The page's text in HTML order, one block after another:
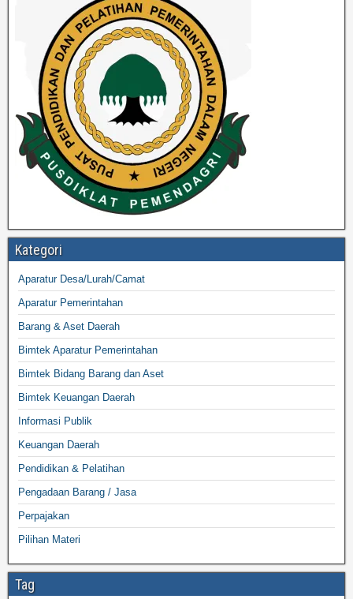
Kategori
Aparatur Desa/Lurah/Camat
Aparatur Pemerintahan
Barang & Aset Daerah
Bimtek Aparatur Pemerintahan
Bimtek Bidang Barang dan Aset
Bimtek Keuangan Daerah
Informasi Publik
Keuangan Daerah
Pendidikan & Pelatihan
Pengadaan Barang / Jasa
Perpajakan
Pilihan Materi
Tag